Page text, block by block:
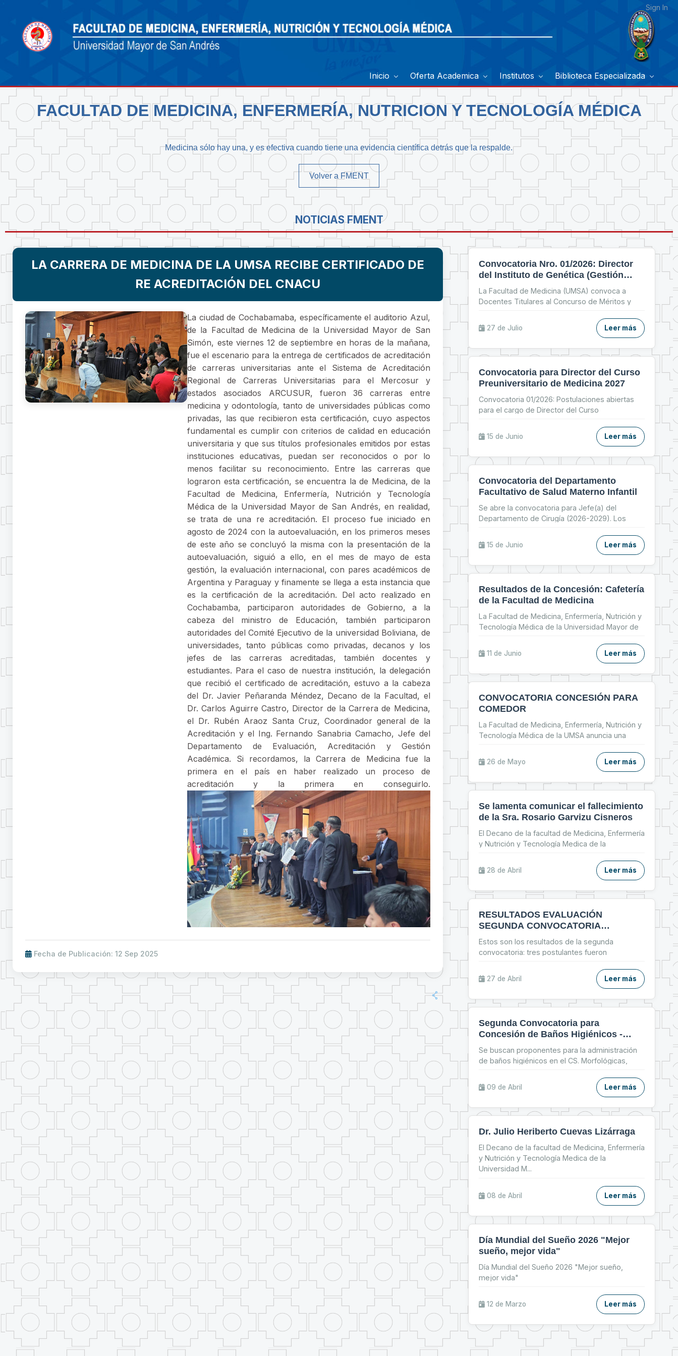
Sign In
Inicio Oferta Academica Institutos Biblioteca Especializada
FACULTAD DE MEDICINA, ENFERMERÍA, NUTRICION Y TECNOLOGÍA MÉDICA
Medicina sólo hay una, y es efectiva cuando tiene una evidencia científica detrás que la respalde.
Volver a FMENT
NOTICIAS FMENT
LA CARRERA DE MEDICINA DE LA UMSA RECIBE CERTIFICADO DE
RE ACREDITACIÓN DEL CNACU
La ciudad de Cochabamaba, específicamente el auditorio Azul,
de la Facultad de Medicina de la Universidad Mayor de San
Simón, este viernes 12 de septiembre en horas de la mañana,
fue el escenario para la entrega de certificados de acreditación
de carreras universitarias ante el Sistema de Acreditación
Regional de Carreras Universitarias para el Mercosur y
estados asociados ARCUSUR, fueron 36 carreras entre
medicina y odontología, tanto de universidades públicas como
privadas, las que recibieron esta certificación, cuyo aspectos
fundamental es cumplir con criterios de calidad en educación
universitaria y que sus títulos profesionales emitidos por estas
instituciones educativas, puedan ser reconocidos o por lo
menos facilitar su reconocimiento. Entre las carreras que
lograron esta certificación, se encuentra la de Medicina, de la
Facultad de Medicina, Enfermería, Nutrición y Tecnología
Médica de la Universidad Mayor de San Andrés, en realidad,
se trata de una re acreditación. El proceso fue iniciado en
agosto de 2024 con la autoevaluación, en los primeros meses
de este año se concluyó la misma con la presentación de la
autoevaluación, siguió a ello, en el mes de mayo de esta
gestión, la evaluación internacional, con pares académicos de
Argentina y Paraguay y finamente se llega a esta instancia que
es la certificación de la acreditación. Del acto realizado en
Cochabamba, participaron autoridades de Gobierno, a la
cabeza del ministro de Educación, también participaron
autoridades del Comité Ejecutivo de la universidad Boliviana, de
universidades, tanto públicas como privadas, decanos y los
jefes de las carreras acreditadas, también docentes y
estudiantes. Para el caso de nuestra institución, la delegación
que recibió el certificado de acreditación, estuvo a la cabeza
del Dr. Javier Peñaranda Méndez, Decano de la Facultad, el
Dr. Carlos Aguirre Castro, Director de la Carrera de Medicina,
el Dr. Rubén Araoz Santa Cruz, Coordinador general de la
Acreditación y el Ing. Fernando Sanabria Camacho, Jefe del
Departamento de Evaluación, Acreditación y Gestión
Académica. Si recordamos, la Carrera de Medicina fue la
primera en el país en haber realizado un proceso de
acreditación y la primera en conseguirlo.
Fecha de Publicación: 12 Sep 2025
Convocatoria Nro. 01/2026: Director
del Instituto de Genética (Gestión
2026–2029)
La Facultad de Medicina (UMSA) convoca a
Docentes Titulares al Concurso de Méritos y
27 de Julio Leer más
Convocatoria para Director del Curso
Preuniversitario de Medicina 2027
Convocatoria 01/2026: Postulaciones abiertas
para el cargo de Director del Curso
15 de Junio Leer más
Convocatoria del Departamento
Facultativo de Salud Materno Infantil
Se abre la convocatoria para Jefe(a) del
Departamento de Cirugía (2026-2029). Los
15 de Junio Leer más
Resultados de la Concesión: Cafetería
de la Facultad de Medicina
La Facultad de Medicina, Enfermería, Nutrición y
Tecnología Médica de la Universidad Mayor de
11 de Junio Leer más
CONVOCATORIA CONCESIÓN PARA
COMEDOR
La Facultad de Medicina, Enfermería, Nutrición y
Tecnología Médica de la UMSA anuncia una
26 de Mayo Leer más
Se lamenta comunicar el fallecimiento
de la Sra. Rosario Garvizu Cisneros
El Decano de la facultad de Medicina, Enfermería
y Nutrición y Tecnología Medica de la
28 de Abril Leer más
RESULTADOS EVALUACIÓN
SEGUNDA CONVOCATORIA
CONCESIÓN DE ESPACIOS FÍSICOS
Estos son los resultados de la segunda
convocatoria: tres postulantes fueron
27 de Abril Leer más
Segunda Convocatoria para
Concesión de Baños Higiénicos -
Gestión 2026
Se buscan proponentes para la administración
de baños higiénicos en el CS. Morfológicas,
09 de Abril Leer más
Dr. Julio Heriberto Cuevas Lizárraga
El Decano de la facultad de Medicina, Enfermería
y Nutrición y Tecnología Medica de la
Universidad M...
08 de Abril Leer más
Día Mundial del Sueño 2026 "Mejor
sueño, mejor vida"
Día Mundial del Sueño 2026 "Mejor sueño,
mejor vida"
12 de Marzo Leer más